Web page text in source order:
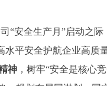
“安全生产月”启动之
平安全护航企业高质量
神 ，树牢“安全是核心